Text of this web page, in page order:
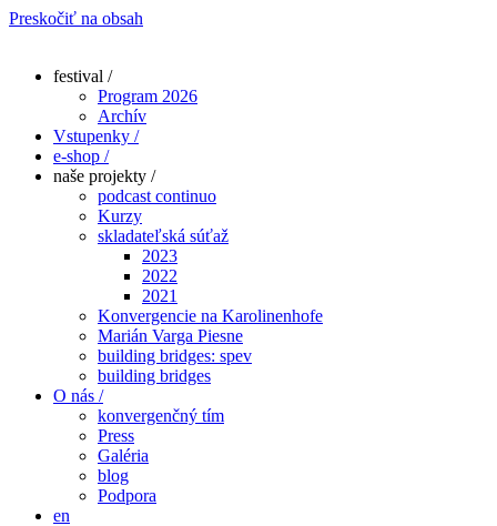
Preskočiť na obsah
festival /
Program 2026
Archív
Vstupenky /
e-shop /
naše projekty /
podcast continuo
Kurzy
skladateľská súťaž
2023
2022
2021
Konvergencie na Karolinenhofe
Marián Varga Piesne
building bridges: spev
building bridges
O nás /
konvergenčný tím
Press
Galéria
blog
Podpora
en